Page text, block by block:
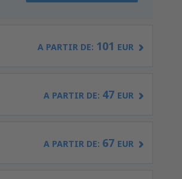
A PARTIR DE: 101 EUR
A PARTIR DE: 47 EUR
A PARTIR DE: 67 EUR